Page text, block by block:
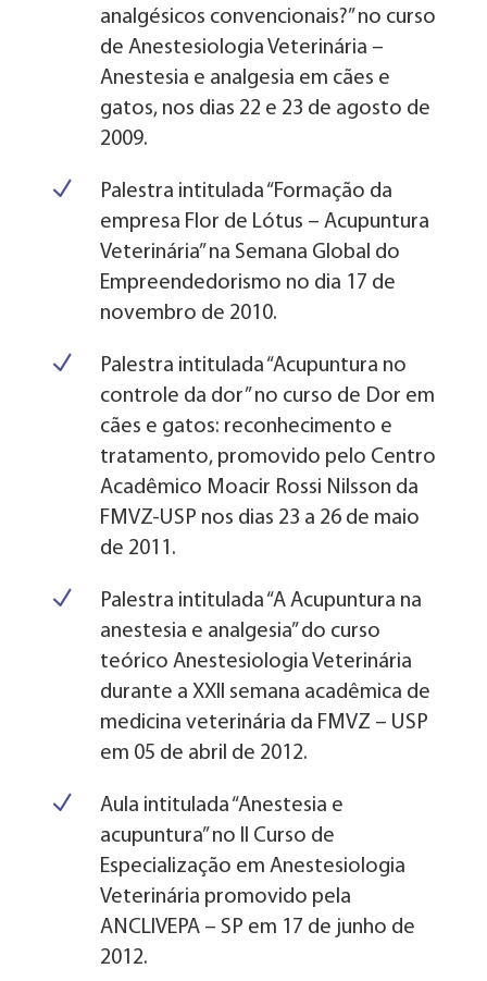
analgésicos convencionais?” no curso
de Anestesiologia Veterinária –
Anestesia e analgesia em cães e
gatos, nos dias 22 e 23 de agosto de
2009.
N
Palestra intitulada “Formação da
empresa Flor de Lótus – Acupuntura
Veterinária” na Semana Global do
Empreendedorismo no dia 17 de
novembro de 2010.
N
Palestra intitulada “Acupuntura no
controle da dor” no curso de Dor em
cães e gatos: reconhecimento e
tratamento, promovido pelo Centro
Acadêmico Moacir Rossi Nilsson da
FMVZ-USP nos dias 23 a 26 de maio
de 2011.
N
Palestra intitulada “A Acupuntura na
anestesia e analgesia” do curso
teórico Anestesiologia Veterinária
durante a XXII semana acadêmica de
medicina veterinária da FMVZ – USP
em 05 de abril de 2012.
N
Aula intitulada “Anestesia e
acupuntura” no II Curso de
Especialização em Anestesiologia
Veterinária promovido pela
ANCLIVEPA – SP em 17 de junho de
2012.